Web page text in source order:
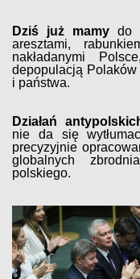
Dziś już mamy do
aresztami,
nakładanymi
depopulacją Polaków
i państwa.
Działań
nie da się
precyzyjnie
globalnych
polskiego.